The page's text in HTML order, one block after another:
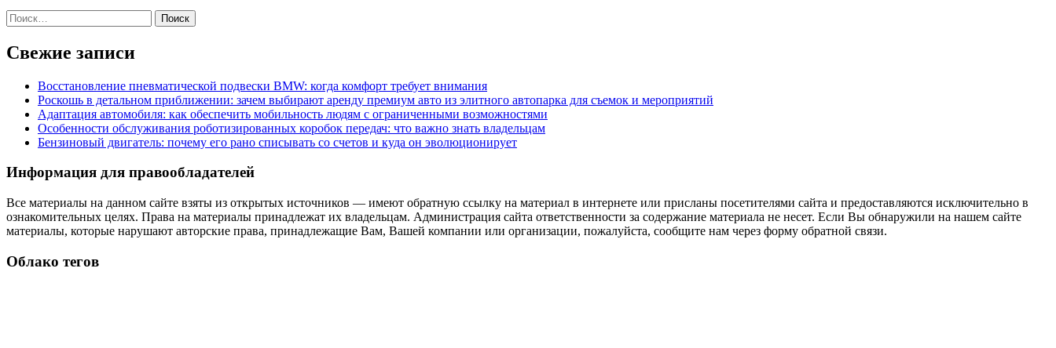
Найти:
Свежие записи
Восстановление пневматической подвески BMW: когда комфорт требует внимания
Роскошь в детальном приближении: зачем выбирают аренду премиум авто из элитного автопарка для съемок и мероприятий
Адаптация автомобиля: как обеспечить мобильность людям с ограниченными возможностями
Особенности обслуживания роботизированных коробок передач: что важно знать владельцам
Бензиновый двигатель: почему его рано списывать со счетов и куда он эволюционирует
Информация для правообладателей
Все материалы на данном сайте взяты из открытых источников — имеют обратную ссылку на материал в интернете или присланы посетителями сайта и предоставляются исключительно в
ознакомительных целях. Права на материалы принадлежат их владельцам. Администрация сайта ответственности за содержание материала не несет. Если Вы обнаружили на нашем сайте
материалы, которые нарушают авторские права, принадлежащие Вам, Вашей компании или организации, пожалуйста, сообщите нам через форму обратной связи.
Облако тегов